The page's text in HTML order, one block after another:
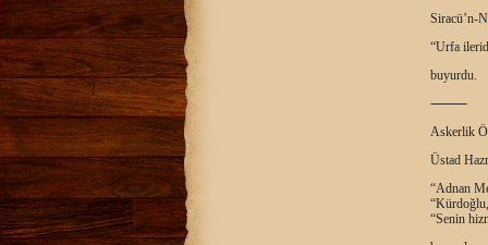
Siracü’n-
“Urfa
buyurdu.
⸻
Askerlik
Üstad
“Adnan
“Senin